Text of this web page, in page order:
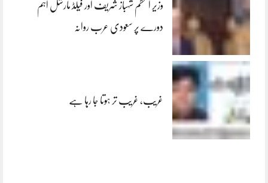
وزیر اعظم شہباز شریف اور فیلڈ مارشل اہم
دورے پر سعودی عرب روانہ
غریب، غریب تر ہوتا جا رہا ہے